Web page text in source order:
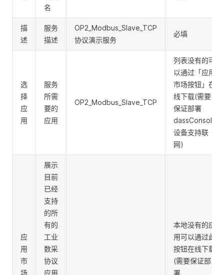
名
描
述
服务
描述
OP2_Modbus_Slave_TCP
协议演示服务
必填
选
择
应
用
服务
所需
要的
应用
OP2_Modbus_Slave_TCP
列表没有的可
以通过「应用
市场按钮」在
线下载(需要
保证部署
dassConsole
设备支持联
网)
应
用
市
场
展示
目前
已经
支持
的所
有的
工业
数采
协议
应用
本地没有的应
用可以通过此
按钮在线下载
(需要保证部
署